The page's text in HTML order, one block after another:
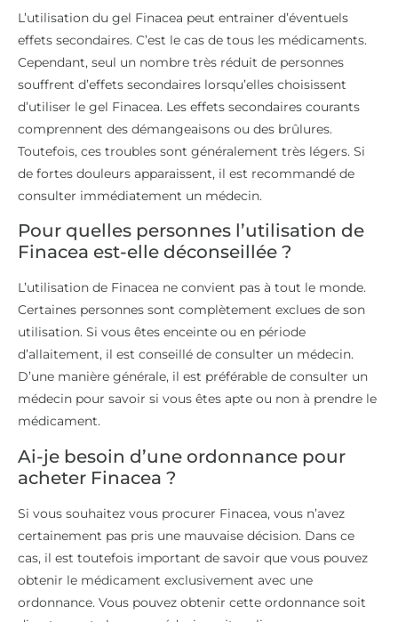
L’utilisation du gel Finacea peut entrainer d’éventuels
effets secondaires. C’est le cas de tous les médicaments.
Cependant, seul un nombre très réduit de personnes
souffrent d’effets secondaires lorsqu’elles choisissent
d’utiliser le gel Finacea. Les effets secondaires courants
comprennent des démangeaisons ou des brûlures.
Toutefois, ces troubles sont généralement très légers. Si
de fortes douleurs apparaissent, il est recommandé de
consulter immédiatement un médecin.
Pour quelles personnes l’utilisation de
Finacea est-elle déconseillée ?
L’utilisation de Finacea ne convient pas à tout le monde.
Certaines personnes sont complètement exclues de son
utilisation. Si vous êtes enceinte ou en période
d’allaitement, il est conseillé de consulter un médecin.
D’une manière générale, il est préférable de consulter un
médecin pour savoir si vous êtes apte ou non à prendre le
médicament.
Ai-je besoin d’une ordonnance pour
acheter Finacea ?
Si vous souhaitez vous procurer Finacea, vous n’avez
certainement pas pris une mauvaise décision. Dans ce
cas, il est toutefois important de savoir que vous pouvez
obtenir le médicament exclusivement avec une
ordonnance. Vous pouvez obtenir cette ordonnance soit